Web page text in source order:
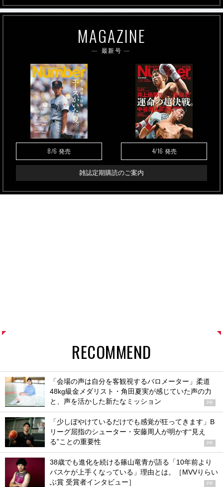
MAGAZINE
最新号
8/6 発売 4/16 発売
雑誌定期購読のご案内
RECOMMEND
「会場の声は自分を客観視するバロメーター」柔道
48kg級金メダリスト・角田夏実が感じていた声の力
と、声を活かした新たなミッション
PR
「少しぼやけているだけでも感覚が狂ってきます」B
リーグ屈指のシューター・安藤周人が明かす“見え
る”ことの重要性
PR
38歳でも進化を続ける篠山竜青が語る「10年前より
バスケが上手くなっている」理由とは。［MVVりらい
ぶ賞 受賞者インタビュー］
PR